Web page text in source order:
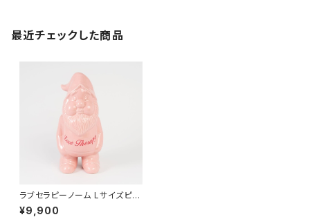
最近チェックした商品
ラブセラピーノーム Lサイズピン
ク
¥9,900